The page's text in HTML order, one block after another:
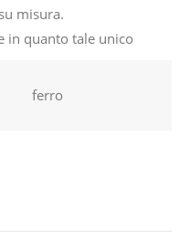
misura.
in quanto tale unico
ferro